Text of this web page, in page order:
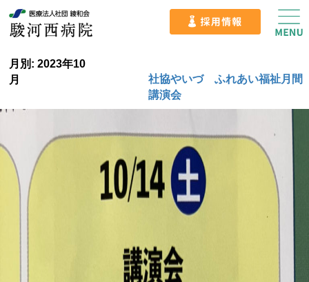
月別: 2023年10
月
社協やいづ ふれあい福祉月間
講演会